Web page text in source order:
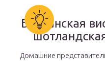
Британская
Домашние